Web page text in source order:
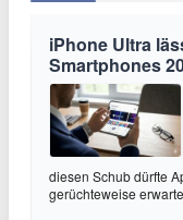
iPhone Ultra
Smartphones
diesen Schub dürfte
gerüchteweise